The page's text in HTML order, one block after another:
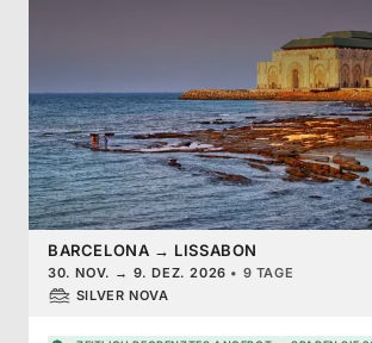
BARCELONA → LISSABON
30. NOV. → 9. DEZ. 2026 • 9 TAGE
SILVER NOVA